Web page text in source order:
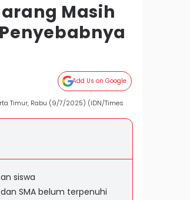
Masih
Add Us on Google
Timur, Rabu (9/7/2025) (IDN/Times
siswa
SMA belum terpenuhi